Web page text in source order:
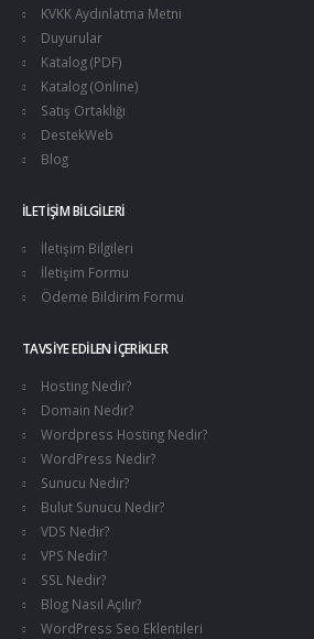
KVKK Aydınlatma Metni
Duyurular
Katalog (PDF)
Katalog (Online)
Satış Ortaklığı
DestekWeb
Blog
İLETIŞIM BILGILERI
İletişim Bilgileri
İletişim Formu
Ödeme Bildirim Formu
TAVSIYE EDILEN İÇERIKLER
Hosting Nedir?
Domain Nedir?
Wordpress Hosting Nedir?
WordPress Nedir?
Sunucu Nedir?
Bulut Sunucu Nedir?
VDS Nedir?
VPS Nedir?
SSL Nedir?
Blog Nasıl Açılır?
WordPress Seo Eklentileri